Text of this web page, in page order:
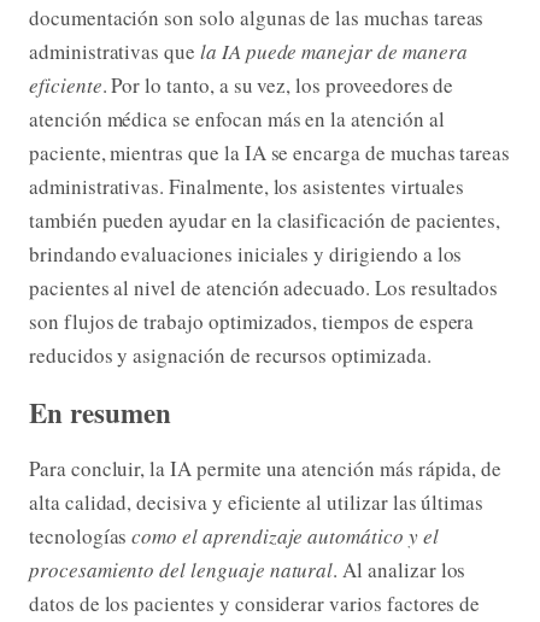
documentación son solo algunas de las muchas tareas
administrativas que la IA puede manejar de manera
eficiente. Por lo tanto, a su vez, los proveedores de
atención médica se enfocan más en la atención al
paciente, mientras que la IA se encarga de muchas tareas
administrativas. Finalmente, los asistentes virtuales
también pueden ayudar en la clasificación de pacientes,
brindando evaluaciones iniciales y dirigiendo a los
pacientes al nivel de atención adecuado. Los resultados
son flujos de trabajo optimizados, tiempos de espera
reducidos y asignación de recursos optimizada.
En resumen
Para concluir, la IA permite una atención más rápida, de
alta calidad, decisiva y eficiente al utilizar las últimas
tecnologíascomo el aprendizaje automático y el
procesamiento del lenguaje natural. Al analizar los
datos de los pacientes y considerar varios factores de